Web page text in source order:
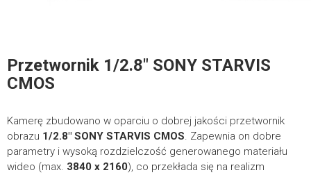
Przetwornik 1/2.8″ SONY STARVIS
CMOS
Kamerę zbudowano w oparciu o dobrej jakości przetwornik
obrazu 1/2.8″ SONY STARVIS CMOS. Zapewnia on dobre
parametry i wysoką rozdzielczość generowanego materiału
wideo (max. 3840 x 2160), co przekłada się na realizm